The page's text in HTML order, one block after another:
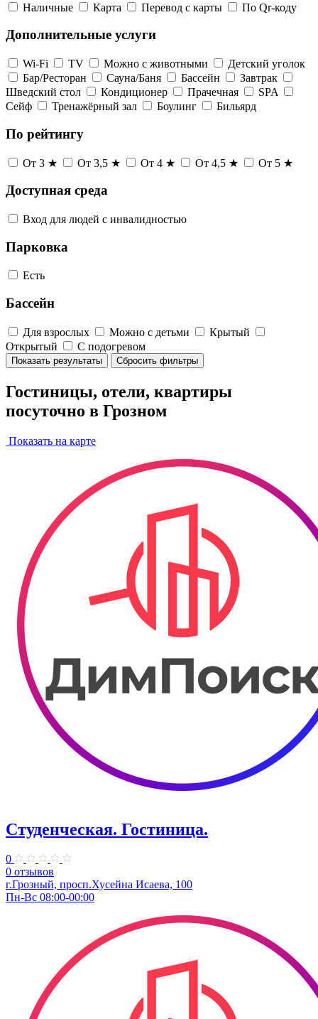
Наличные Карта Перевод с карты По Qr-коду
Дополнительные услуги
Wi-Fi TV Можно с животными
Детский уголок
Бар/Ресторан
Сауна/Баня Бассейн
Завтрак
Шведский стол
Кондиционер Прачечная
SPA
Сейф
Тренажёрный зал Боулинг Бильярд
По рейтингу
От 3 ★ От 3,5 ★ От 4 ★ От 4,5 ★ От 5 ★
Доступная среда
Вход для людей с инвалидностью
Парковка
Есть
Бассейн
Для взрослых Можно с детьми
Крытый
Открытый
С подогревом
Показать результаты Сбросить фильтры
Гостиницы, отели, квартиры
посуточно в Грозном
Показать на карте
Студенческая. Гостиница.
0
0 отзывов
г.Грозный, просп.Хусейна Исаева, 100
Пн-Вс 08:00-00:00